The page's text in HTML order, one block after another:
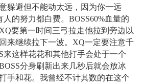
躲避但不能动太远，因为你一远
人的努力都白费。BOSS60%血量的
要第一时间三弓拉走他拉到旁边以
来继续拉下一波。XQ一定要注意千
来这样花花和其他打手会处于一个
分身刷新出来几秒后就会放冰
手和花。我曾经不计其数的在这个